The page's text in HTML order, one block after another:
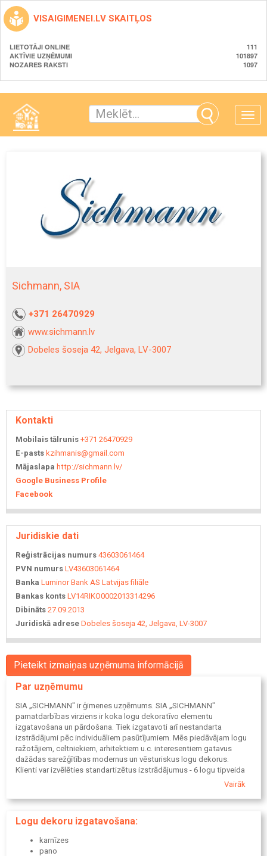
VISAIGIMENEI.LV SKAITĻOS
LIETOTĀJI ONLINE
111
AKTĪVIE UZŅĒMUMI
101897
NOZARES RAKSTI
1097
Toggle
Sichmann, SIA
+371 26470929
www.sichmann.lv
Dobeles šoseja 42, Jelgava, LV-3007
Kontakti
Mobilais tālrunis +371 26470929
E-pasts kzihmanis@gmail.com
Mājaslapa http://sichmann.lv/
Google Business Profile
Facebook
Juridiskie dati
Reģistrācijas numurs 43603061464
PVN numurs LV43603061464
Banka Luminor Bank AS Latvijas filiāle
Bankas konts LV14RIKO0002013314296
Dibināts 27.09.2013
Juridiskā adrese Dobeles šoseja 42, Jelgava, LV-3007
Pieteikt izmaiņas uzņēmuma informācijā
Par uzņēmumu
SIA „SICHMANN" ir ģimenes uzņēmums. SIA „SICHMANN"
pamatdarbības virziens ir koka logu dekoratīvo elementu
izgatavošana un pārdošana. Tiek izgatavoti arī nestandarta
izstrādājumi pēc individuāliem pasūtījumiem. Mēs piedāvājam logu
ražotājiem, celtniekiem, arhitektiem u.c. interesentiem gatavus
dažādas sarežģītības modernus un vēsturiskus logu dekorus.
Klienti var izvēlēties standartizētus izstrādājumus - 6 logu tipveida
dekoratīvie - vertikālie kapiteļi, kuri ir sastopami (ar dažām niansēm)
neatkārtojamus izstrādājumus, ar kuriem savu ēkas fasādi padarīt
Vairāk
Logu dekoru izgatavošana:
karnīzes
pano